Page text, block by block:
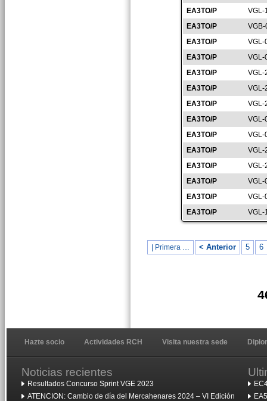
EA3TO/P
VGL-
EA3TO/P
EA3TO/P
VGL-
EA3TO/P
VGL-
EA3TO/P
VGL-
EA3TO/P
VGL-
EA3TO/P
VGL-
EA3TO/P
VGL-
EA3TO/P
VGL-
EA3TO/P
VGL-
EA3TO/P
VGL-
EA3TO/P
VGL-
EA3TO/P
VGL-
EA3TO/P
VGL-
| Primera … < Anterior 5 6
Hazte socio Actividades RCH Visita nuestra sede
Noticias recientes
Resultados Concurso Sprint VGE 2023
ATENCION: Cambio de día del Mercahenares 2024 – VI Edición